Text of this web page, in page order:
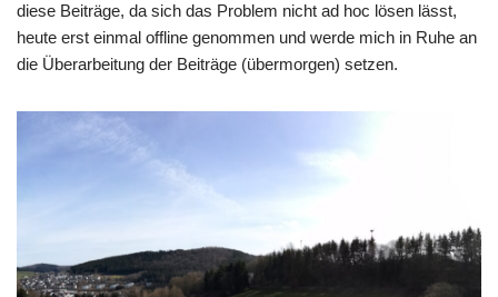
diese Beiträge, da sich das Problem nicht ad hoc lösen lässt,
heute erst einmal offline genommen und werde mich in Ruhe an
die Überarbeitung der Beiträge (übermorgen) setzen.